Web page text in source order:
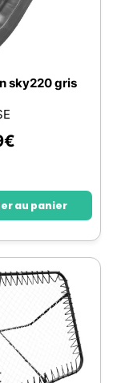
sky220 gris
€
au panier